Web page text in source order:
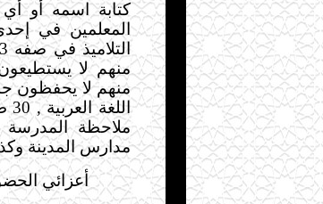
منهم لا يحفظون
اللغة العربية , 30 طالبا لا يرتبون الأحرف بشكلها الصحيح
ملاحظة المدرسة
مدارس المدينة
أعزائي